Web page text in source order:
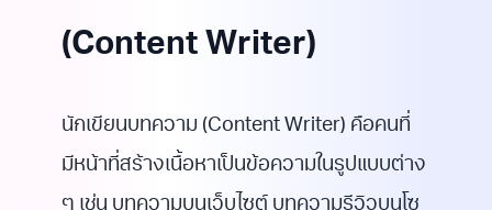
(Content Writer)
นักเขียนบทความ (Content Writer) คือคนที่
มีหน้าที่สร้างเนื้อหาเป็นข้อความในรูปแบบต่าง
ๆ เช่น บทความบนเว็บไซต์ บทความรีวิวบนโซ